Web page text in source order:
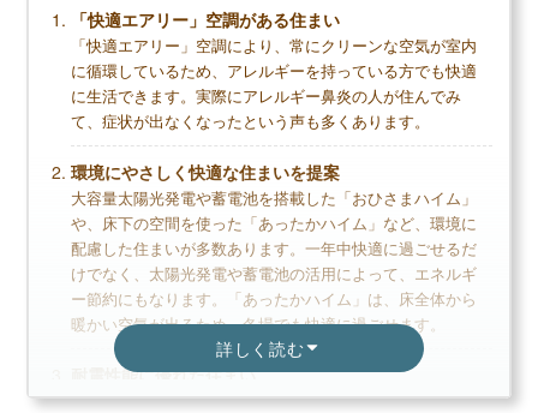
メリット
大手ならではの手厚いアフターサポートがある
高断熱で快適な暮らしが送れる
木造トップクラスの耐震性で安心
勾配吹き抜けや小屋裏空間など設計デザインに
こだわれる
デメリット
ハイブランドで経済的負担が大きい
壁を多く利用する工法なため開放的な空間は作
詳しく読む
「快適エアリー」空調がある住まい
「快適エアリー」空調により、常にクリーンな空気が室内
に循環しているため、アレルギーを持っている方でも快適
に生活できます。実際にアレルギー鼻炎の人が住んでみ
て、症状が出なくなったという声も多くあります。
環境にやさしく快適な住まいを提案
大容量太陽光発電や蓄電池を搭載した「おひさまハイム」
や、床下の空間を使った「あったかハイム」など、環境に
配慮した住まいが多数あります。一年中快適に過ごせるだ
けでなく、太陽光発電や蓄電池の活用によって、エネルギ
ー節約にもなります。「あったかハイム」は、床全体から
暖かい空気が出るため、冬場でも快適に過ごせます。
耐震性能に優れた住まい
鉄骨住宅には、太くて強固な柱と梁の枠を強力に接合し、